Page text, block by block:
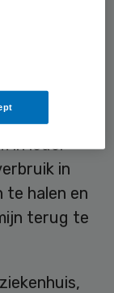
het
, waarin
in ieder
in
te halen en
terug te